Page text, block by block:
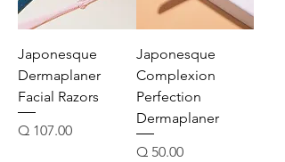
Japonesque
Dermaplaner
Facial Razors
Precio
Q 107.00
Japonesque
Complexion
Perfection
Dermaplaner
Precio
Q 50.00